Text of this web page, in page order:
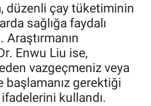
düzenli çay tüketiminin
sağlığa faydalı
Enwu Liu ise,
vazgeçmeniz veya
başlamanız gerektiği
kullandı.